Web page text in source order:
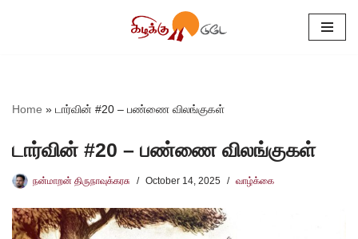
Home » டார்வின் #20 – பண்ணை விலங்குகள்
டார்வின் #20 – பண்ணை விலங்குகள்
நன்மாறன் திருநாவுக்கரசு October 14, 2025 வாழ்க்கை